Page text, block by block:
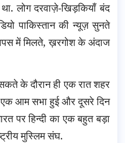
लोग दरवाज़े-खिड़कियाँ बंद
पाकिस्तान की न्यूज़ सुनते
में मिलते, ख़रगोश के अंदाज
के दौरान ही एक रात शहर
आम सभा हुई और दूसरे दिन
पर हिन्दी का एक बहुत बड़ा
मुस्लिम संघ.